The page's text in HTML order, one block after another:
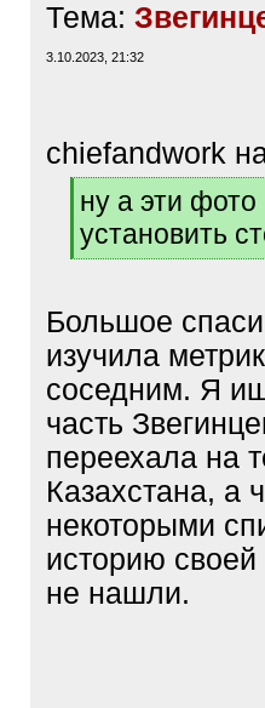
Тема:
3.10.2023, 21:32
chiefandwork
[
q
]
ну а эти фото
установить
[
]
Большое
изучила
соседним. Я
часть
переехала на
Казахстана, а
некоторыми
историю
не нашли.